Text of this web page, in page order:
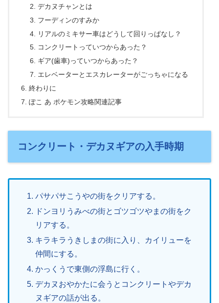
デカヌチャンとは
フーディンのすみか
リアルのミキサー車はどうして回りっぱなし？
コンクリートっていつからあった？
ギア(歯車)っていつからあった？
エレベーターとエスカレーターがごっちゃになる
終わりに
ぽこ あ ポケモン攻略関連記事
コンクリート・デカヌギアの入手時期
パサパサこうやの街をクリアする。
ドンヨリうみべの街とゴツゴツやまの街をク
リアする。
キラキラうきしまの街に入り、カイリューを
仲間にする。
かっくうで東側の浮島に行く。
デカヌおやかたに会うとコンクリートやデカ
ヌギアの話が出る。